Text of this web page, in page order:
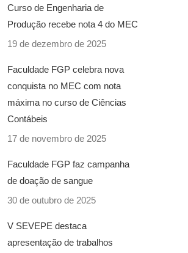
Curso de Engenharia de
Produção recebe nota 4 do MEC
19 de dezembro de 2025
Faculdade FGP celebra nova
conquista no MEC com nota
máxima no curso de Ciências
Contábeis
17 de novembro de 2025
Faculdade FGP faz campanha
de doação de sangue
30 de outubro de 2025
V SEVEPE destaca
apresentação de trabalhos